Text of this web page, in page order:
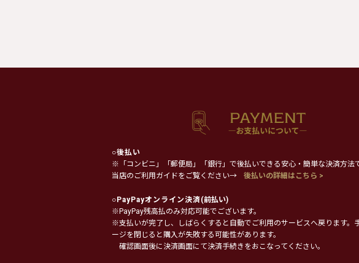
○後払い
※「コンビニ」「郵便局」「銀行」で後払いできる安心・簡単な決済方法
当店のご利用ガイドをご覧ください→
後払いの詳細はこちら >
○PayPayオンライン決済(前払い)
※PayPay残高払のみ対応可能でございます。
※支払いが完了し、しばらくすると自動でご利用のサービスへ戻ります。
ージを閉じると購入が失敗する可能性があります。
確認画面後に決済画面にて決済手続きをおこなってください。